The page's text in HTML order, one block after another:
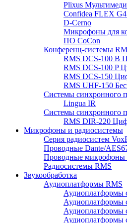
Plixus
Confidea FLEX
D-Cerno
Микрофоны для
ПО CoCon
Конференц-системы
RMS DCS-100 B
RMS DCS-100 P
RMS DCS-150
RMS UHF-150
Системы синхронного
Lingua IR
Системы синхронного
RMS DIR-220
Микрофоны и радиосистемы
Серия радиосистем
Проводные Dante/
Проводные микрофоны
Радиосистемы RMS
Звукообработка
Аудиоплатформы RMS
Аудиоплатформы
Аудиоплатформы
Аудиоплатформы
Аудиоплатформы